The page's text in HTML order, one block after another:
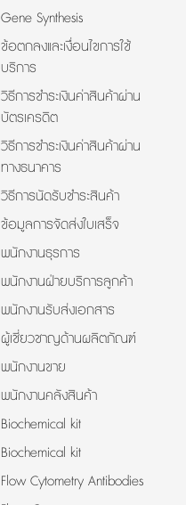
Gene Synthesis
ข้อตกลงและเงื่อนไขการใช้
บริการ
วิธีการชำระเงินค่าสินค้าผ่าน
บัตรเครดิต
วิธีการชำระเงินค่าสินค้าผ่าน
ทางธนาคาร
วิธีการนัดรับชำระสินค้า
ข้อมูลการจัดส่งใบเสร็จ
พนักงานธุรการ
พนักงานฝ่ายบริการลูกค้า
พนักงานรับส่งเอกสาร
ผู้เชี่ยวชาญด้านผลิตภัณฑ์
พนักงานขาย
พนักงานคลังสินค้า
Biochemical kit
Biochemical kit
Flow Cytometry Antibodies